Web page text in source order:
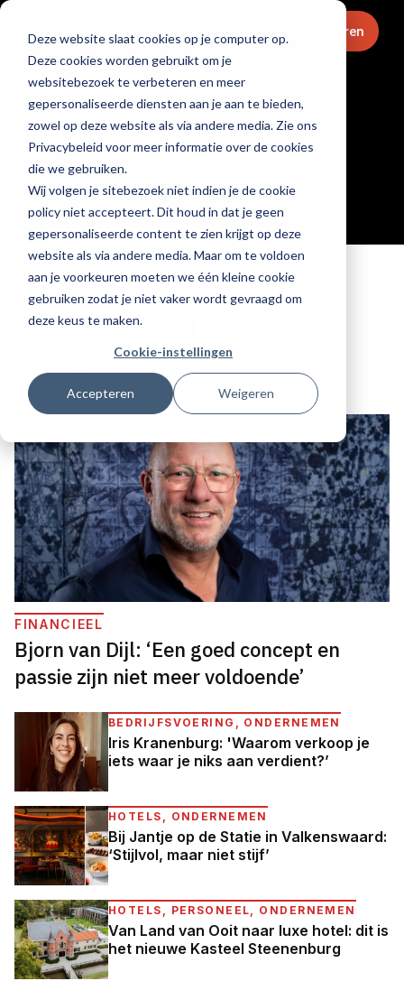
Deze website slaat cookies op je computer op.
Deze cookies worden gebruikt om je
websitebezoek te verbeteren en meer
gepersonaliseerde diensten aan je aan te bieden,
zowel op deze website als via andere media. Zie ons
Privacybeleid voor meer informatie over de cookies
die we gebruiken.
Wij volgen je sitebezoek niet indien je de cookie
policy niet accepteert. Dit houd in dat je geen
gepersonaliseerde content te zien krijgt op deze
website als via andere media. Maar om te voldoen
aan je voorkeuren moeten we één kleine cookie
gebruiken zodat je niet vaker wordt gevraagd om
deze keus te maken.
Cookie-instellingen
Accepteren Weigeren
Menu Abonneren
Home
ONDERNEMEN
Op deze pagina lees je al onze artikelen over
ondernemen.
ALLES OVER BIER
Alles
FINANCIEEL
Bjorn van Dijl: ‘Een goed concept en
passie zijn niet meer voldoende’
BEDRIJFSVOERING, ONDERNEMEN
Iris Kranenburg: 'Waarom verkoop je
iets waar je niks aan verdient?’
HOTELS, ONDERNEMEN
Bij Jantje op de Statie in Valkenswaard:
‘Stijlvol, maar niet stijf’
HOTELS, PERSONEEL, ONDERNEMEN
Van Land van Ooit naar luxe hotel: dit is
het nieuwe Kasteel Steenenburg